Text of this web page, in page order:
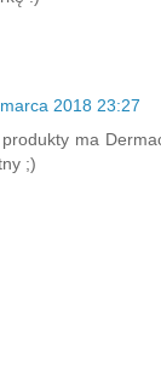
2018 23:27
ma
;)